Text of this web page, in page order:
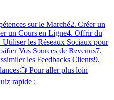
sur le Marché2. Créer un
un Cours en Ligne4. Offrir du
Utiliser les Réseaux Sociaux pour
Vos Sources de Revenus7.
les Feedbacks Clients9.
📺 Pour aller plus loin
rapide :